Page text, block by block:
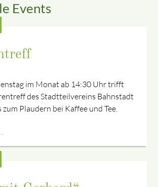
Events
im Monat ab 14:30 Uhr trifft
des Stadtteilvereins Bahnstadt
Plaudern bei Kaffee und Tee.